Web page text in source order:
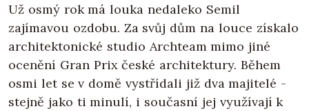
Už osmý rok má louka nedaleko Semil
zajímavou ozdobu. Za svůj dům na louce získalo
architektonické studio Archteam mimo jiné
ocenění Gran Prix české architektury. Během
osmi let se v domě vystřídali již dva majitelé -
stejně jako ti minulí, i současní jej využívají k